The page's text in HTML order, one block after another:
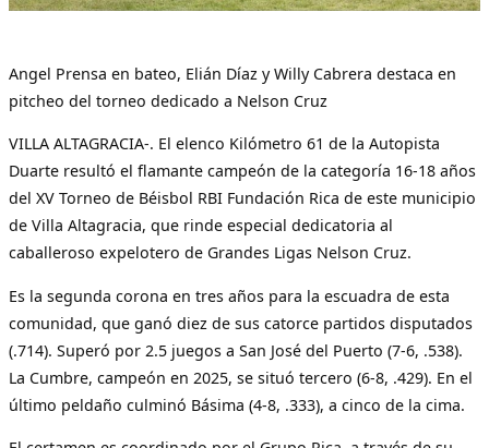
Angel Prensa en bateo, Elián Díaz y Willy Cabrera destaca en
pitcheo del torneo dedicado a Nelson Cruz
VILLA ALTAGRACIA-. El elenco Kilómetro 61 de la Autopista
Duarte resultó el flamante campeón de la categoría 16-18 años
del XV Torneo de Béisbol RBI Fundación Rica de este municipio
de Villa Altagracia, que rinde especial dedicatoria al
caballeroso expelotero de Grandes Ligas Nelson Cruz.
Es la segunda corona en tres años para la escuadra de esta
comunidad, que ganó diez de sus catorce partidos disputados
(.714). Superó por 2.5 juegos a San José del Puerto (7-6, .538).
La Cumbre, campeón en 2025, se situó tercero (6-8, .429). En el
último peldaño culminó Básima (4-8, .333), a cinco de la cima.